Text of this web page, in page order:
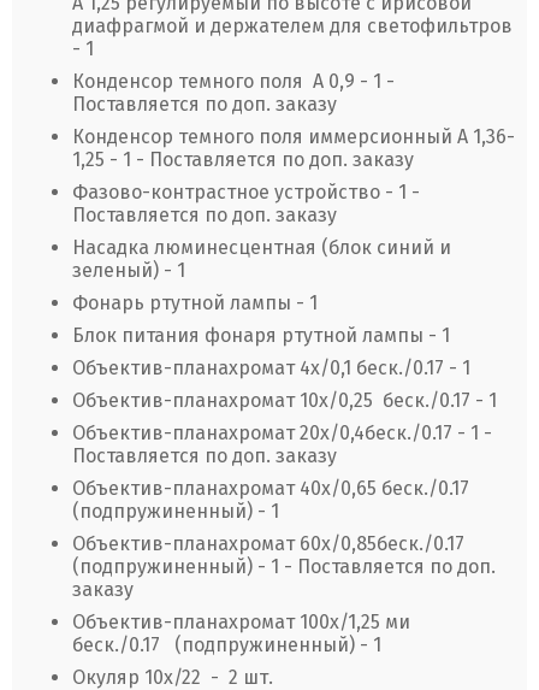
диафрагмой и держателем для светофильтров
- 1
Конденсор темного поля А 0,9 - 1 -
Поставляется по доп. заказу
Конденсор темного поля иммерсионный А 1,36-
1,25 - 1 - Поставляется по доп. заказу
Фазово-контрастное устройство - 1 -
Поставляется по доп. заказу
Насадка люминесцентная (блок синий и
зеленый) - 1
Фонарь ртутной лампы - 1
Блок питания фонаря ртутной лампы - 1
Объектив-планахромат 4х/0,1 беск./0.17 - 1
Объектив-планахромат 10х/0,25 беск./0.17 - 1
Объектив-планахромат 20х/0,4беск./0.17 - 1 -
Поставляется по доп. заказу
Объектив-планахромат 40х/0,65 беск./0.17
(подпружиненный) - 1
Объектив-планахромат 60х/0,85беск./0.17
(подпружиненный) - 1 - Поставляется по доп.
заказу
Объектив-планахромат 100х/1,25 ми
беск./0.17 (подпружиненный) - 1
Окуляр 10х/22 - 2 шт.